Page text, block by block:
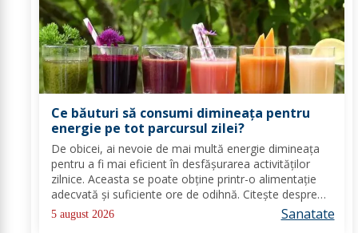
Ce băuturi să consumi dimineața pentru
energie pe tot parcursul zilei?
De obicei, ai nevoie de mai multă energie dimineața
pentru a fi mai eficient în desfășurarea activităților
zilnice. Aceasta se poate obține printr-o alimentație
adecvată și suficiente ore de odihnă. Citește despre
băuturile care pot oferi energie dimineața. În general,
oamenii aleg să bea cafea...
5 august 2026 Sanatate